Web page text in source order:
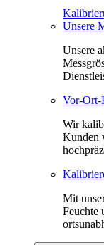
Unsere
Unsere
Vor-Ort-
Wir
Kunden
Mit
Feuchte